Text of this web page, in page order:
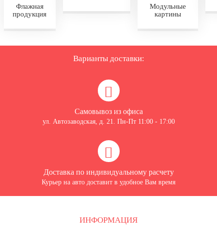
Флажная
продукция
Модульные
картины
Варианты доставки:
Самовывоз из офиса
ул. Автозаводская, д. 21. Пн-Пт 11:00 - 17:00
Доставка по индивидуальному расчету
Курьер на авто доставит в удобное Вам время
ИНФОРМАЦИЯ